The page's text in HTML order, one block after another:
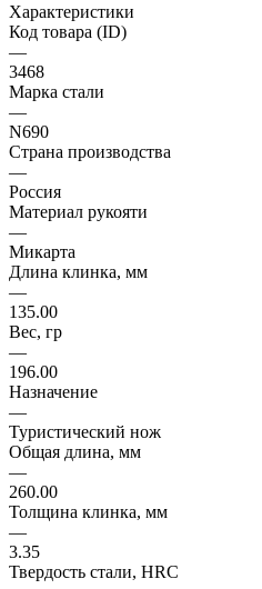
Характеристики
Код товара (ID)
—
3468
Марка стали
—
N690
Страна производства
—
Россия
Материал рукояти
—
Микарта
Длина клинка, мм
—
135.00
Вес, гр
—
196.00
Назначение
—
Туристический нож
Общая длина, мм
—
260.00
Толщина клинка, мм
—
3.35
Твердость стали, HRC